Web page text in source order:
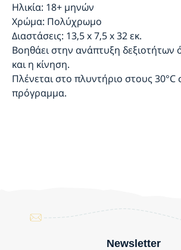
Ηλικία: 18+ μηνών
Χρώμα: Πολύχρωμο
Διαστάσεις: 13,5 x 7,5 x 32 εκ.
Βοηθάει στην ανάπτυξη δεξιοτήτων
και η κίνηση.
Πλένεται στο πλυντήριο στους 30°C
πρόγραμμα.
Newsletter